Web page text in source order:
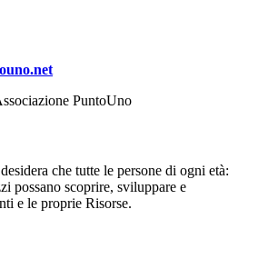
che tutte le persone di ogni età:
possano scoprire, sviluppare e
e le proprie Risorse.